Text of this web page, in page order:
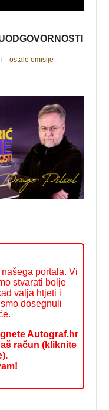
– ostale emisije
portala. Vi
stvarati bolje
valja htjeti i
dosegnuli
Autograf.hr
račun (kliknite